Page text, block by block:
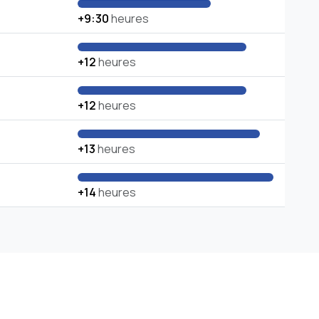
+9:30heures
+12heures
+12heures
+13heures
+14heures